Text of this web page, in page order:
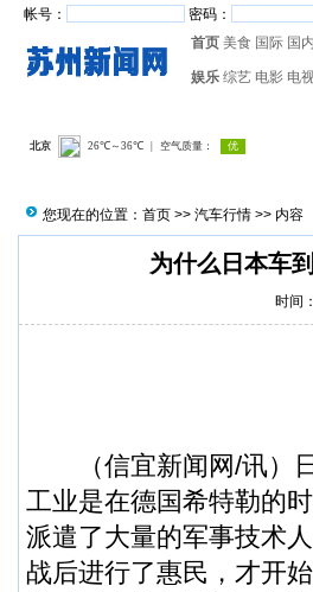
帐号： 密码：
首页 美食 国际 国内
娱乐 综艺 电影 电
您现在的位置： 首页 >> 汽车行情 >> 内容
为什么日本车
时间
（信宜新闻 网/讯）
工业是在德国希特勒的
派遣了大量的军事技术
战后进行了惠民，才开